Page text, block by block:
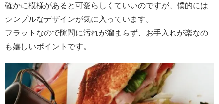
確かに模様があると可愛らしくていいのですが、僕的には
シンプルなデザインが気に入っています。
フラットなので隙間に汚れが溜まらず、お手入れが楽なの
も嬉しいポイントです。